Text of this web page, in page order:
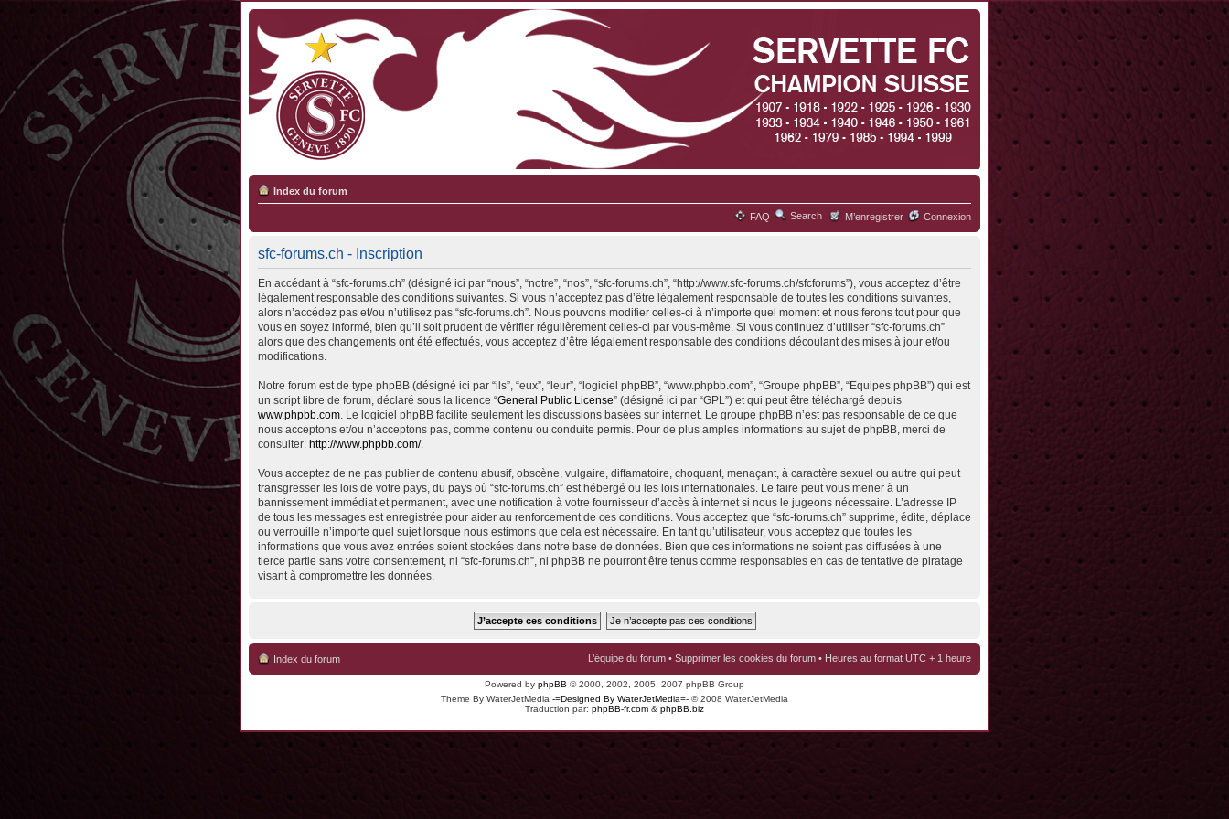
Index du forum
FAQ Search M’enregistrer Connexion
sfc-forums.ch - Inscription
En accédant à “sfc-forums.ch” (désigné ici par “nous”, “notre”, “nos”, “sfc-forums.ch”, “http://www.sfc-forums.ch/sfcforums”), vous acceptez d’être
légalement responsable des conditions suivantes. Si vous n’acceptez pas d’être légalement responsable de toutes les conditions suivantes,
alors n’accédez pas et/ou n’utilisez pas “sfc-forums.ch”. Nous pouvons modifier celles-ci à n’importe quel moment et nous ferons tout pour que
vous en soyez informé, bien qu’il soit prudent de vérifier régulièrement celles-ci par vous-même. Si vous continuez d’utiliser “sfc-forums.ch”
alors que des changements ont été effectués, vous acceptez d’être légalement responsable des conditions découlant des mises à jour et/ou
modifications.
Notre forum est de type phpBB (désigné ici par “ils”, “eux”, “leur”, “logiciel phpBB”, “www.phpbb.com”, “Groupe phpBB”, “Equipes phpBB”) qui est
un script libre de forum, déclaré sous la licence “General Public License” (désigné ici par “GPL”) et qui peut être téléchargé depuis
www.phpbb.com. Le logiciel phpBB facilite seulement les discussions basées sur internet. Le groupe phpBB n’est pas responsable de ce que
nous acceptons et/ou n’acceptons pas, comme contenu ou conduite permis. Pour de plus amples informations au sujet de phpBB, merci de
consulter: http://www.phpbb.com/.
Vous acceptez de ne pas publier de contenu abusif, obscène, vulgaire, diffamatoire, choquant, menaçant, à caractère sexuel ou autre qui peut
transgresser les lois de votre pays, du pays où “sfc-forums.ch” est hébergé ou les lois internationales. Le faire peut vous mener à un
bannissement immédiat et permanent, avec une notification à votre fournisseur d’accès à internet si nous le jugeons nécessaire. L’adresse IP
de tous les messages est enregistrée pour aider au renforcement de ces conditions. Vous acceptez que “sfc-forums.ch” supprime, édite, déplace
ou verrouille n’importe quel sujet lorsque nous estimons que cela est nécessaire. En tant qu’utilisateur, vous acceptez que toutes les
informations que vous avez entrées soient stockées dans notre base de données. Bien que ces informations ne soient pas diffusées à une
tierce partie sans votre consentement, ni “sfc-forums.ch”, ni phpBB ne pourront être tenus comme responsables en cas de tentative de piratage
visant à compromettre les données.
Index du forum L’équipe du forum • Supprimer les cookies du forum • Heures au format UTC + 1 heure
Powered by phpBB © 2000, 2002, 2005, 2007 phpBB Group
Theme By WaterJetMedia -=Designed By WaterJetMedia=- © 2008 WaterJetMedia
Traduction par: phpBB-fr.com & phpBB.biz